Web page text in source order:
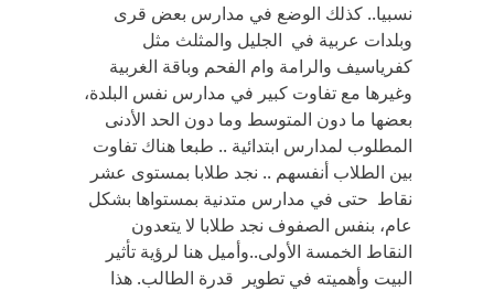
نسبيا.. كذلك الوضع في مدارس بعض قرى
وبلدات عربية في الجليل والمثلث مثل
كفرياسيف والرامة وام الفحم وباقة الغربية
وغيرها مع تفاوت كبير في مدارس نفس البلدة،
بعضها ما دون المتوسط وما دون الحد الأدنى
المطلوب لمدارس ابتدائية .. طبعا هناك تفاوت
بين الطلاب أنفسهم .. نجد طلابا بمستوى عشر
نقاط حتى في مدارس متدنية بمستواها بشكل
عام، بنفس الصفوف نجد طلابا لا يتعدون
النقاط الخمسة الأولى..وأميل هنا لرؤية تأثير
البيت وأهميته في تطوير قدرة الطالب. هذا